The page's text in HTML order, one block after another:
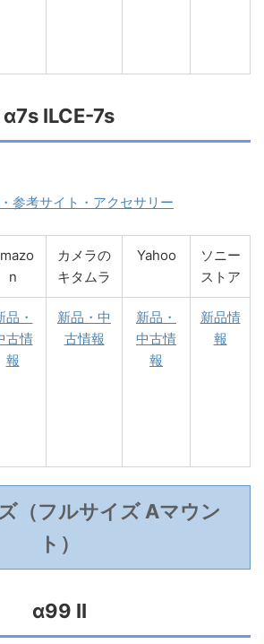
α7s ILCE-7s
参考サイト・アクセサリー
n
カメラの
キタムラ
Yahoo
ソニー
ストア
品・
古情
報
新品・中
古情報
新品・
中古情
報
新品情
報
（フルサイズ Aマウン
ト）
α99 II